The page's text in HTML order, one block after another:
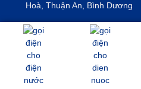
Hoà, Thuận An, Bình Dương
- Vũng Tàu: 549/39 Nguyễn
- Đà Lạt: 40/19 Đ. Ma Trang
Lâm Đồng